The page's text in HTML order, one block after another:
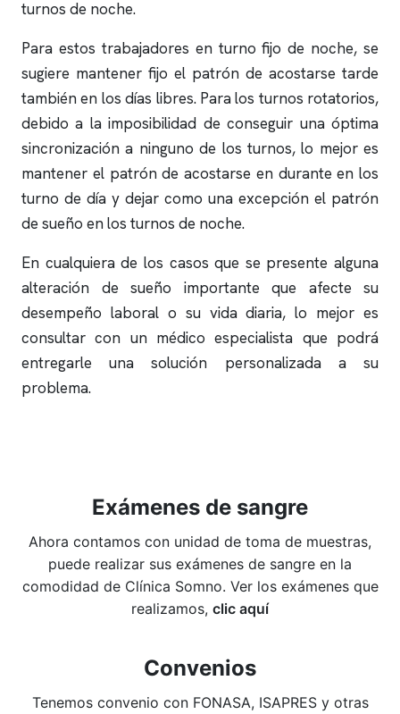
turnos de noche.
Para estos trabajadores en turno fijo de noche, se
sugiere mantener fijo el patrón de acostarse tarde
también en los días libres. Para los turnos rotatorios,
debido a la imposibilidad de conseguir una óptima
sincronización a ninguno de los turnos, lo mejor es
mantener el patrón de acostarse en durante en los
turno de día y dejar como una excepción el patrón
de sueño en los turnos de noche.
En cualquiera de los casos que se presente alguna
alteración de sueño importante que afecte su
desempeño laboral o su vida diaria, lo mejor es
consultar con un médico especialista que podrá
entregarle una solución personalizada a su
problema.
Exámenes de sangre
Ahora contamos con unidad de toma de muestras,
puede realizar sus exámenes de sangre en la
comodidad de Clínica Somno. Ver los exámenes que
realizamos, clic aquí
Convenios
Tenemos convenio con FONASA, ISAPRES y otras